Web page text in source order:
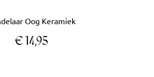
Oog Keramiek
€14,95